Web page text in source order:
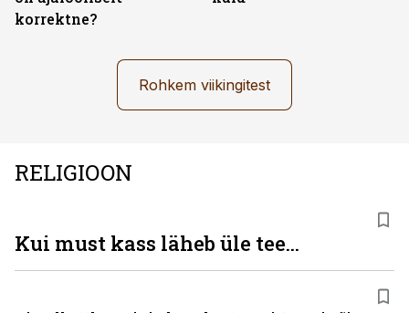
korrektne?
Rohkem viikingitest
RELIGIOON
Kui must kass läheb üle tee...